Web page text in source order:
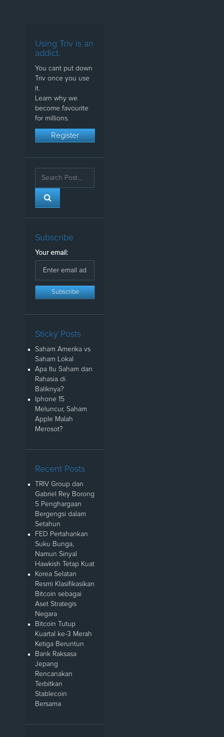
Using Triv is an
addict.
You cant put down
Triv once you use
it.
Learn why we
become favourite
for millions.
Register
Subscribe
Your email:
Sticky Posts
Saham Amerika vs
Saham Lokal
Apa Itu Saham dan
Rahasia di
Baliknya?
Iphone 15
Meluncur, Saham
Apple Malah
Merosot?
Recent Posts
TRIV Group dan
Gabriel Rey Borong
5 Penghargaan
Bergengsi dalam
Setahun
FED Pertahankan
Suku Bunga,
Namun Sinyal
Hawkish Tetap Kuat
Korea Selatan
Resmi Klasifikasikan
Bitcoin sebagai
Aset Strategis
Negara
Bitcoin Tutup
Kuartal ke-3 Merah
Ketiga Beruntun
Bank Raksasa
Jepang
Rencanakan
Terbitkan
Stablecoin
Bersama